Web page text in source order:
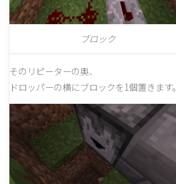
ブロック
そのリピーターの奥、
ドロッパーの横にブロックを1個置きます。